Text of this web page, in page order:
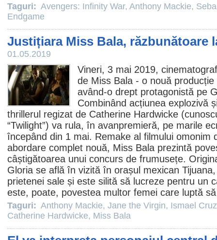
Taguri: Avengers: Infinity War, Anthony Mackie,
Endgame
Justițiara Miss Bala, răzbunătoare
01.05.2019
Vineri, 3 mai 2019,
de Miss Bala - o nouă
având-o drept protagonistă pe
Combinând acțiunea explozivă
thrillerul regizat de Catherine Hardwicke
“Twilight”) va rula, în avanpremieră, pe marile
începând din 1 mai. Remake al filmului omonim
abordare complet nouă, Miss Bala prezintă
câștigătoarea unui concurs de frumusețe.
Gloria se află în vizită în orașul mexican
prietenei sale și este silită să lucreze pentru un
este, poate, povestea multor femei care luptă
Taguri: Anthony Mackie, Jane the Virgin, Ismael
Catherine Hardwicke, Miss Bala